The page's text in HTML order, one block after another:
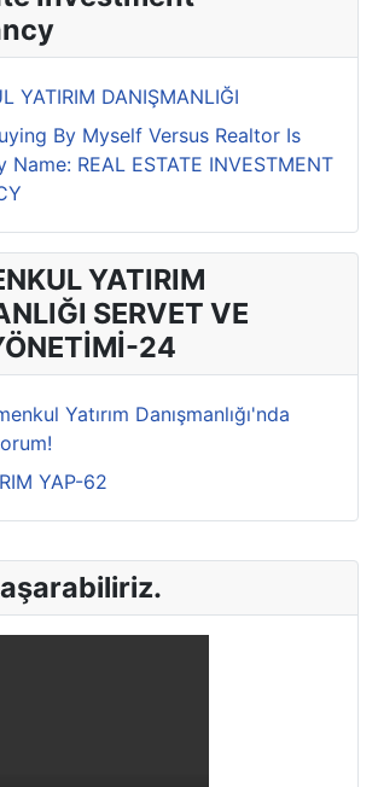
YATIRIM DANIŞMANLIĞI
By Myself Versus Realtor Is
Name: REAL ESTATE INVESTMENT
YATIRIM
SERVET VE
24
Yatırım Danışmanlığı'nda
YAP-62